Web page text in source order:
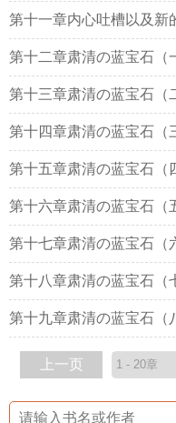
第十一章内心吐槽以及新
第十二章肃清の蓝宝石（
第十三章肃清の蓝宝石（
第十四章肃清の蓝宝石（
第十五章肃清の蓝宝石（
第十六章肃清の蓝宝石（
第十七章肃清の蓝宝石（
第十八章肃清の蓝宝石（
第十九章肃清の蓝宝石（
上一页